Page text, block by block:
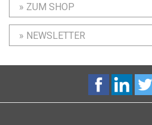
» ZUM SHOP
» NEWSLETTER